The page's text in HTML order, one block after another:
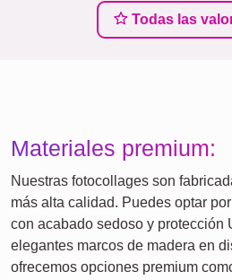
Todas las
Materiales premium:
Nuestras fotocollages son
más alta calidad. Puedes optar
con acabado sedoso y protección
elegantes marcos de madera en
ofrecemos opciones premium